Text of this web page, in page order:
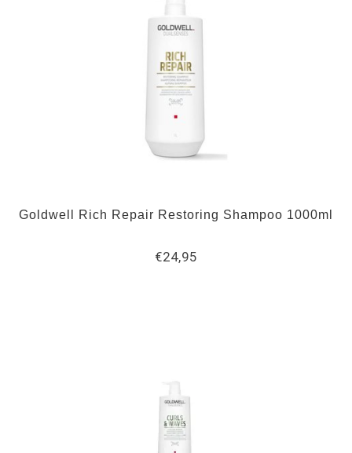
Goldwell Rich Repair Restoring Shampoo 1000ml
€24,95